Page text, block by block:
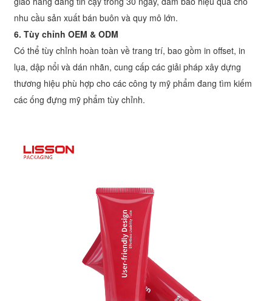
nhu cầu sản xuất bán buôn và quy mô lớn.
6. Tùy chỉnh OEM & ODM
Có thể tùy chỉnh hoàn toàn về trang trí, bao gồm in offset, in
lụa, dập nổi và dán nhãn, cung cấp các giải pháp xây dựng
thương hiệu phù hợp cho các công ty mỹ phẩm đang tìm kiếm
các ống đựng mỹ phẩm tùy chỉnh.